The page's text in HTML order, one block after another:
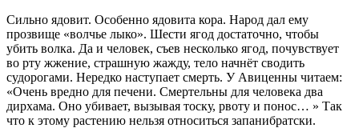
Сильно ядовит. Особенно ядовита кора. Народ дал ему
прозвище «волчье лыко». Шести ягод достаточно, чтобы
убить волка. Да и человек, съев несколько ягод, почувствует
во рту жжение, страшную жажду, тело начнёт сводить
судорогами. Нередко наступает смерть. У Авиценны читаем:
«Очень вредно для печени. Смертельны для человека два
дирхама. Оно убивает, вызывая тоску, рвоту и понос… » Так
что к этому растению нельзя относиться запанибратски.